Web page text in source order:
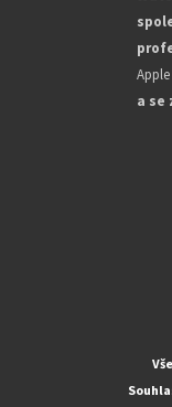
a se